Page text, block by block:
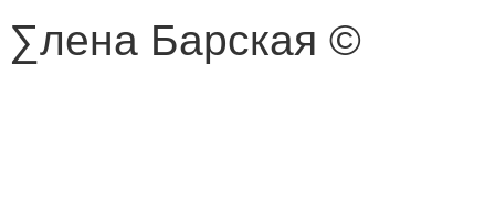
∑лена Барская ©